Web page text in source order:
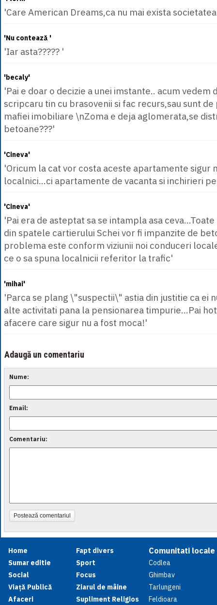
'Care American Dreams,ca nu mai exista
'Nu contează '
'Iar asta????? '
'becaly'
'Pai e doar o decizie a unei imstante.. acum vedem
scripcaru tin cu brasovenii si fac recurs,sau sunt
mafiei imobiliare \nZoma e deja aglomerata,se
betoane???'
'Cineva'
'Oricum la cat vor costa aceste apartamente sigur
localnici...ci apartamente de vacanta si inchirieri
'Cineva'
'Pai era de asteptat sa se intampla asa
din spatele cartierului Schei vor fi impanzite de
problema este conform viziunii noi conduceri
ce o sa spuna localnicii referitor la trafic'
'mihai'
'Parca se plang \"suspectii\" astia din justitie ca ei
alte activitati pana la pensionarea timpurie...Pai
afacere care sigur nu a fost moca!'
Adaugă un comentariu
Nume:
Email:
Comentariu:
Postează comentariul
Home
Sumar editie
Social
Viață Publică
Afaceri
Fapt divers
Sport
Focus
Ziarul de mâine
Supliment Religios
Comunitati locale
Codlea
Ghimbav
Tarlungeni
Feldioara